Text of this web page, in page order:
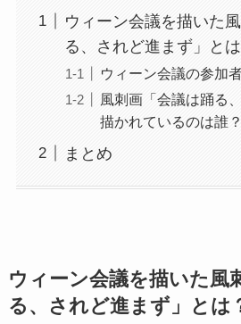
ウィーン会議を描いた
る、されど進まず」とは
ウィーン会議の参加
風刺画「会議は踊る
描かれているのは誰？
まとめ
ウィーン会議を描いた風
る、されど進まず」とは